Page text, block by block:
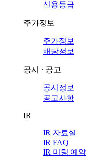
신용등급
주가정보
주가정보
배당정보
공시 · 공고
공시정보
공고사항
IR
IR 자료실
IR FAQ
IR 미팅 예약